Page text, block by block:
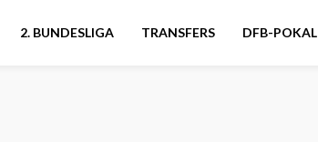
2. BUNDESLIGA TRANSFERS DFB-POKAL